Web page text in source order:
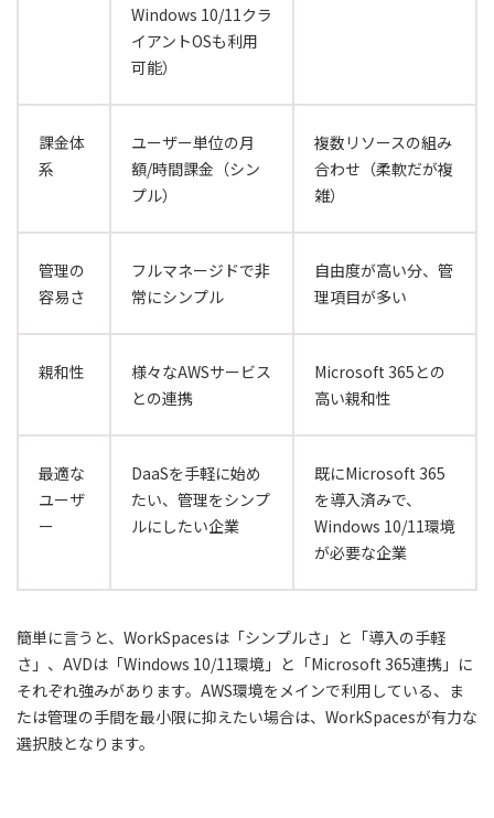
Windows 10/11クラ
イアントOSも利用
可能）
課金体
系
ユーザー単位の月
額/時間課金（シン
プル）
複数リソースの組み
合わせ（柔軟だが複
雑）
管理の
容易さ
フルマネージドで非
常にシンプル
自由度が高い分、管
理項目が多い
親和性
様々なAWSサービス
との連携
Microsoft 365との
高い親和性
最適な
ユーザ
ー
DaaSを手軽に始め
たい、管理をシンプ
ルにしたい企業
既にMicrosoft 365
を導入済みで、
Windows 10/11環境
が必要な企業
簡単に言うと、WorkSpacesは「シンプルさ」と「導入の手軽
さ」、AVDは「Windows 10/11環境」と「Microsoft 365連携」に
それぞれ強みがあります。AWS環境をメインで利用している、ま
たは管理の手間を最小限に抑えたい場合は、WorkSpacesが有力な
選択肢となります。